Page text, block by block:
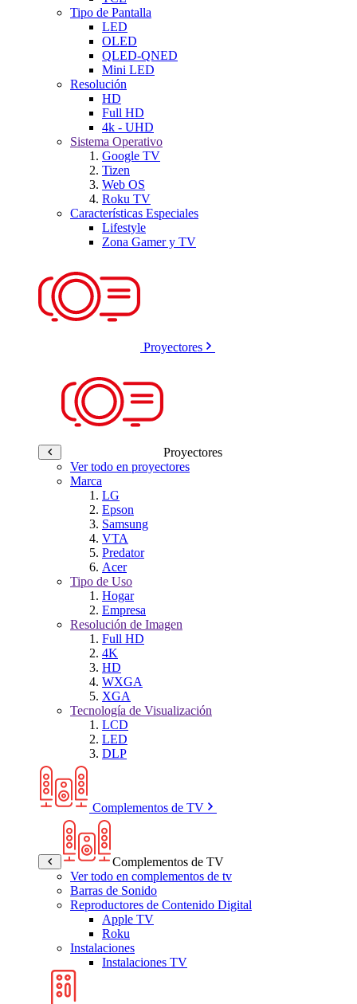
Tipo de Pantalla
LED
OLED
QLED-QNED
Mini LED
Resolución
HD
Full HD
4k - UHD
Sistema Operativo
Google TV
Tizen
Web OS
Roku TV
Características Especiales
Lifestyle
Zona Gamer y TV
Proyectores
Proyectores
Ver todo en proyectores
Marca
LG
Epson
Samsung
VTA
Predator
Acer
Tipo de Uso
Hogar
Empresa
Resolución de Imagen
Full HD
4K
HD
WXGA
XGA
Tecnología de Visualización
LCD
LED
DLP
Complementos de TV
Complementos de TV
Ver todo en complementos de tv
Barras de Sonido
Reproductores de Contenido Digital
Apple TV
Roku
Instalaciones
Instalaciones TV